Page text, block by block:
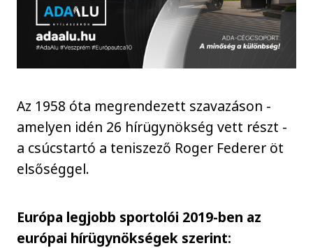
Az 1958 óta megrendezett szavazáson -
amelyen idén 26 hírügynökség vett részt -
a csúcstartó a teniszező Roger Federer öt
elsőséggel.
Európa legjobb sportolói 2019-ben az
európai hírügynökségek szerint: